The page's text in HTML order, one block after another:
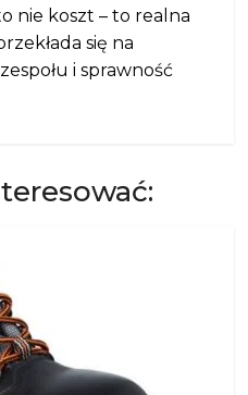
nie koszt – to realna
się na
i sprawność